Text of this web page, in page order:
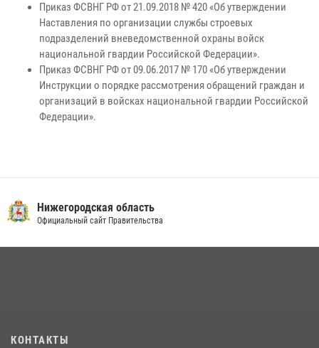
Приказ ФСВНГ РФ от 21.09.2018 № 420 «Об утверждении
Наставления по организации службы строевых
подразделений вневедомственной охраны войск
национальной гвардии Российской Федерации».
Приказ ФСВНГ РФ от 09.06.2017 № 170 «Об утверждении
Инструкции о порядке рассмотрения обращений граждан и
организаций в войсках национальной гвардии Российской
Федерации».
Нижегородская область
Официальный сайт Правительства
КОНТАКТЫ